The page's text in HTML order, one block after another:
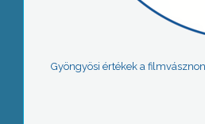
Gyöngyösi értékek a filmvásznon